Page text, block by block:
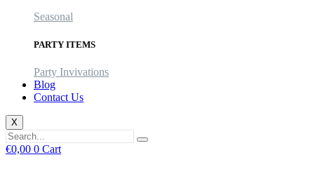
Seasonal
PARTY ITEMS
Party Invivations
Blog
Contact Us
X
€0,00 0 Cart